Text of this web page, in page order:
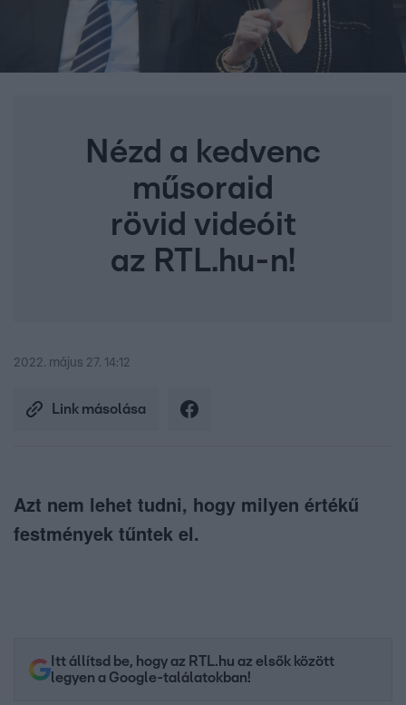
Nézd a kedvenc
műsoraid
rövid videóit
az RTL.hu-n!
2022. május 27. 14:12
Link másolása
Azt nem lehet tudni, hogy milyen értékű
festmények tűntek el.
Itt állítsd be, hogy az RTL.hu az elsők között
legyen a Google-találatokban!